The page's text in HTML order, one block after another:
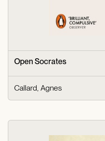
Open Socrates
Callard, Agnes